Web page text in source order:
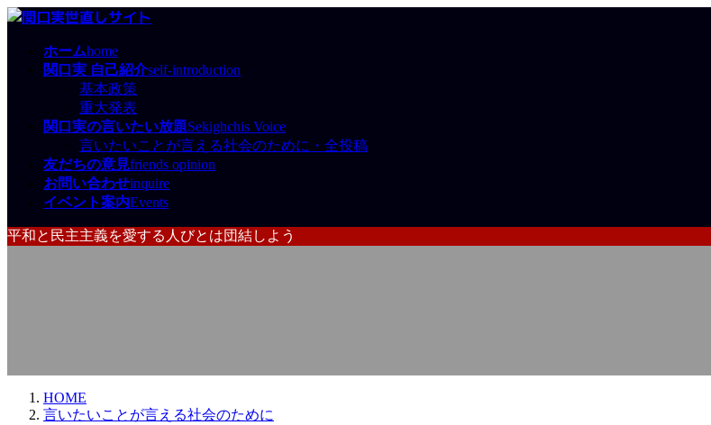
コ
ナ
ホームhome
関口実 自己紹介self-introduction
基本政策
重大発表
関口実の言いたい放題Sekighchis Voice
言いたいことが言える社会のために・全投稿
友だちの意見friends opinion
お問い合わせinquire
イベント案内Events
平和と民主主義を愛する人びとは団結しよう
HOME
言いたいことが言える社会のために